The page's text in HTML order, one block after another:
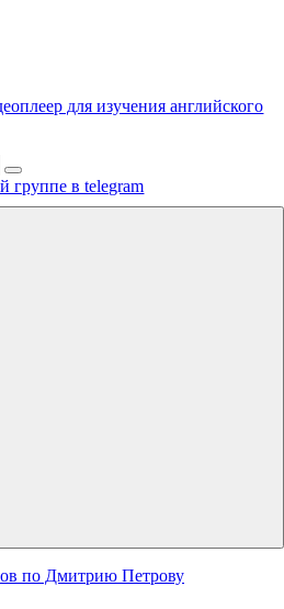
для изучения английского
Search
по Дмитрию Петрову